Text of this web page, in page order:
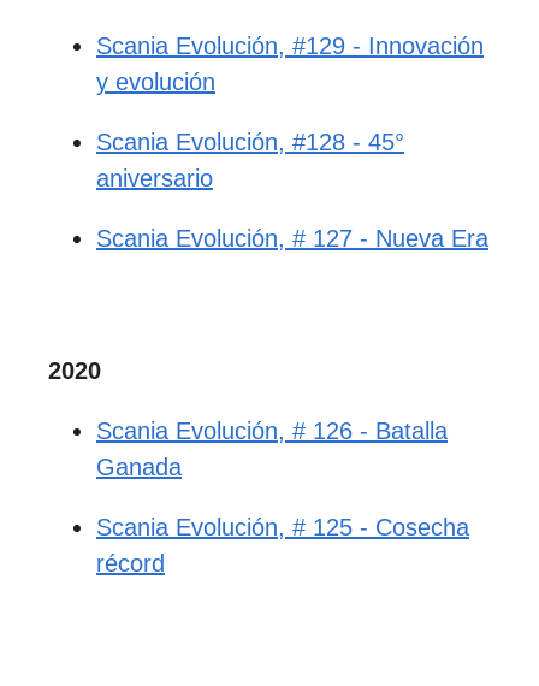
Scania Evolución, #129 - Innovación
y evolución
Scania Evolución, #128 - 45°
aniversario
Scania Evolución, # 127 - Nueva Era
2020
Scania Evolución, # 126 - Batalla
Ganada
Scania Evolución, # 125 - Cosecha
récord